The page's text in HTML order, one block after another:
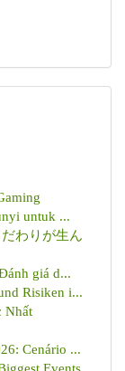
untuk ...
わりが生ん
giá d...
Risiken i...
Nhất
Cenário ...